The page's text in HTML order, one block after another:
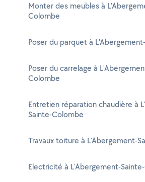
Monter des meubles à
Colombe
Poser du parquet à
Poser du carrelage à
Colombe
Entretien réparation chaudière à
Sainte-Colombe
Travaux toiture à L'Abergement-
Electricité à L'Abergement-